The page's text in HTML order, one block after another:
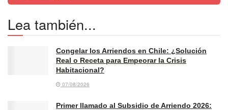
Lea también...
Congelar los Arriendos en Chile: ¿Solución
Real o Receta para Empeorar la Crisis
Habitacional?
07/08/2026
Primer llamado al Subsidio de Arriendo 2026: